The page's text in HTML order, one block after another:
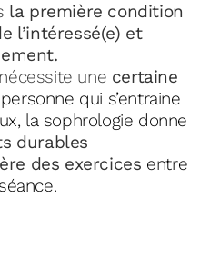
la première condition
l’intéressé(e) et
une certaine
qui s’entraine
la sophrologie donne
durables
des exercices entre